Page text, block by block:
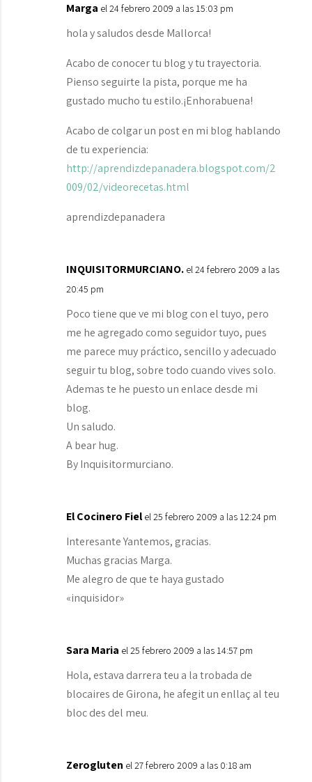
Marga el 24 febrero 2009 a las 15:03 pm
hola y saludos desde Mallorca!
Acabo de conocer tu blog y tu trayectoria.
Pienso seguirte la pista, porque me ha
gustado mucho tu estilo.¡Enhorabuena!
Acabo de colgar un post en mi blog hablando
de tu experiencia:
http://aprendizdepanadera.blogspot.com/2
009/02/videorecetas.html
aprendizdepanadera
INQUISITORMURCIANO. el 24 febrero 2009 a las
20:45 pm
Poco tiene que ve mi blog con el tuyo, pero
me he agregado como seguidor tuyo, pues
me parece muy práctico, sencillo y adecuado
seguir tu blog, sobre todo cuando vives solo.
Ademas te he puesto un enlace desde mi
blog.
Un saludo.
A bear hug.
By Inquisitormurciano.
El Cocinero Fiel el 25 febrero 2009 a las 12:24 pm
Interesante Yantemos, gracias.
Muchas gracias Marga.
Me alegro de que te haya gustado
«inquisidor»
Sara Maria el 25 febrero 2009 a las 14:57 pm
Hola, estava darrera teu a la trobada de
blocaires de Girona, he afegit un enllaç al teu
bloc des del meu.
Zerogluten el 27 febrero 2009 a las 0:18 am